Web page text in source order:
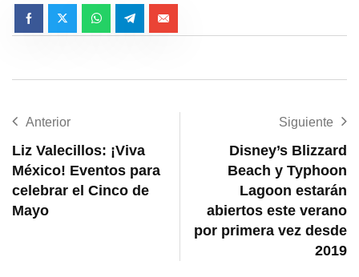
Anterior
Liz Valecillos: ¡Viva
México! Eventos para
celebrar el Cinco de
Mayo
Siguiente
Disney’s Blizzard
Beach y Typhoon
Lagoon estarán
abiertos este verano
por primera vez desde
2019